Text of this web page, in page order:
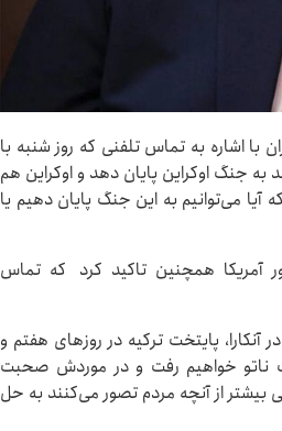
با اشاره به تماس تلفنی که روز شنبه با
جنگ اوکراین پایان دهد و اوکراین هم
می‌توانیم به این جنگ پایان دهیم یا
آمریکا همچنین تاکید کرد که تماس
پایتخت ترکیه در روزهای هفتم و
ناتو خواهیم رفت و در موردش صحبت
بیشتر از آنچه مردم تصور می‌کنند به حل